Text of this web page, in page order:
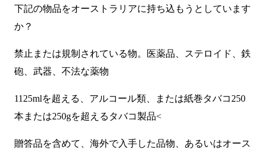
下記の物品をオーストラリアに持ち込もうとしています
か？
禁止または規制されている物。医薬品、ステロイド、鉄
砲、武器、不法な薬物
1125mlを超える、アルコール類、または紙巻タバコ250
本または250gを超えるタバコ製品<
贈答品を含めて、海外で入手した品物、あるいはオース